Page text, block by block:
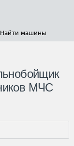
Найти машины
МЧС